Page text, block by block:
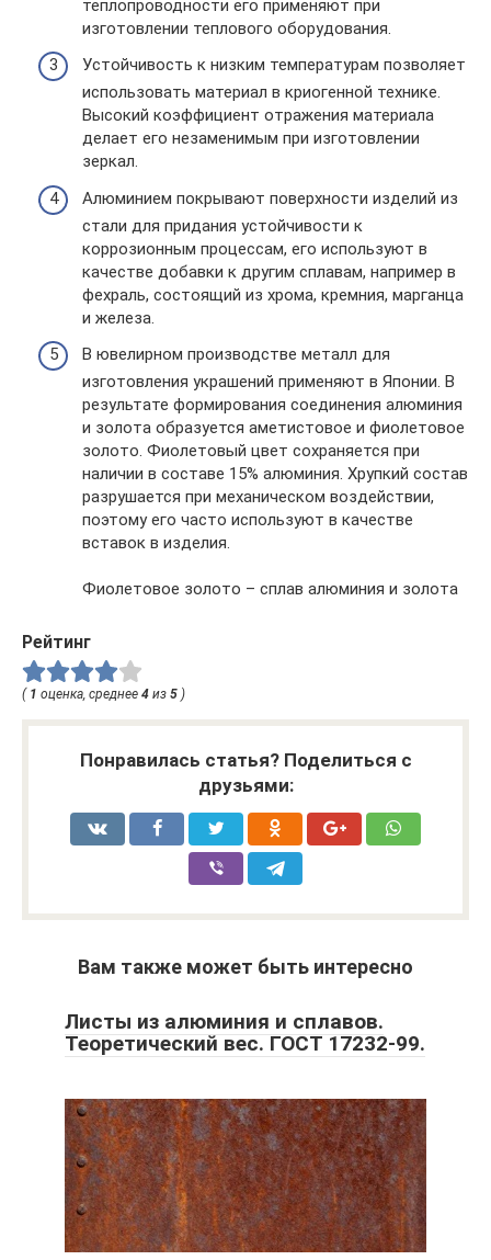
теплопроводности его применяют при
изготовлении теплового оборудования.
Устойчивость к низким температурам позволяет
использовать материал в криогенной технике.
Высокий коэффициент отражения материала
делает его незаменимым при изготовлении
зеркал.
Алюминием покрывают поверхности изделий из
стали для придания устойчивости к
коррозионным процессам, его используют в
качестве добавки к другим сплавам, например в
фехраль, состоящий из хрома, кремния, марганца
и железа.
В ювелирном производстве металл для
изготовления украшений применяют в Японии. В
результате формирования соединения алюминия
и золота образуется аметистовое и фиолетовое
золото. Фиолетовый цвет сохраняется при
наличии в составе 15% алюминия. Хрупкий состав
разрушается при механическом воздействии,
поэтому его часто используют в качестве
вставок в изделия.
Фиолетовое золото – сплав алюминия и золота
Рейтинг
( 1 оценка, среднее 4 из 5 )
Понравилась статья? Поделиться с
друзьями:
Вам также может быть интересно
Листы из алюминия и сплавов.
Теоретический вес. ГОСТ 17232-99.